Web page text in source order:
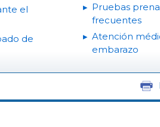
el
de
Pruebas
frecuentes
Atención
embarazo